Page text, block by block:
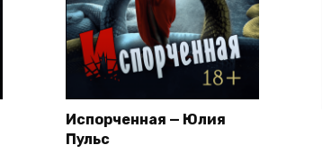
Испорченная — Юлия
Пульс